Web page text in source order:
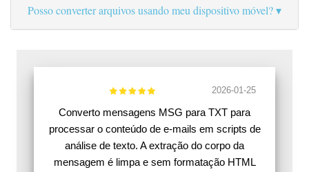
Posso converter arquivos usando meu dispositivo móvel?
2026-01-25
Converto mensagens MSG para TXT para
processar o conteúdo de e-mails em scripts de
análise de texto. A extração do corpo da
mensagem é limpa e sem formatação HTML